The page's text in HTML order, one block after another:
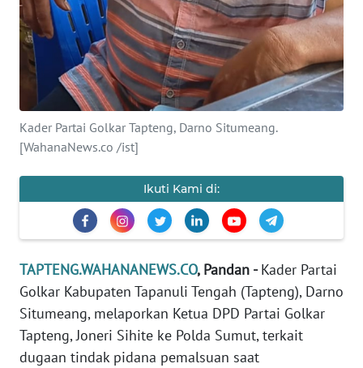
Kader Partai Golkar Tapteng, Darno Situmeang.
[WahanaNews.co /ist]
Ikuti Kami di:
TAPTENG.WAHANANEWS.CO, Pandan -Kader Partai
Golkar Kabupaten Tapanuli Tengah (Tapteng), Darno
Situmeang, melaporkan Ketua DPD Partai Golkar
Tapteng, Joneri Sihite ke Polda Sumut, terkait
dugaan tindak pidana pemalsuan saat
SIBER
REDAKSI
DISCLAIMER
Wahana
SUMUT
WN
JAKARTA